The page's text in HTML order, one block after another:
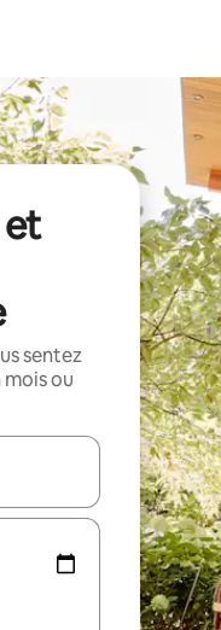
sentez
ou
flèches vers le haut et